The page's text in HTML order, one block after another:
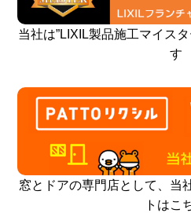
当社は”LIXIL製品施工マイス
す
窓とドアの専門店として、当
トはこ